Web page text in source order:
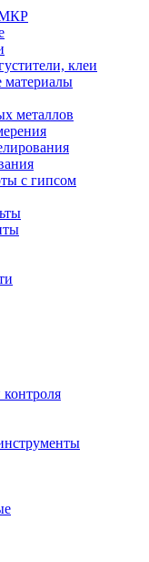
МКР
клеи
материалы
металлов
с гипсом